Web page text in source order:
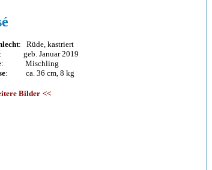
: Rüde, kastriert
: geb. Januar 2019
: Mischling
: ca. 36 cm, 8 kg
Bilder <<